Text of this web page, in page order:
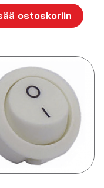
ostoskoriin